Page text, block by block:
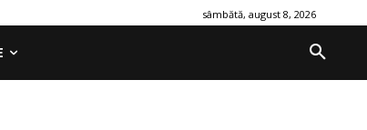
sâmbătă, august 8, 2026